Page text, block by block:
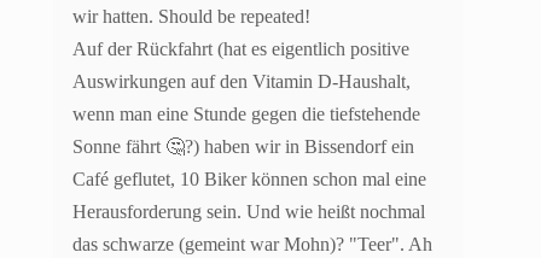
wir hatten. Should be repeated!
Auf der Rückfahrt (hat es eigentlich positive
Auswirkungen auf den Vitamin D-Haushalt,
wenn man eine Stunde gegen die tiefstehende
Sonne fährt 🤔?) haben wir in Bissendorf ein
Café geflutet, 10 Biker können schon mal eine
Herausforderung sein. Und wie heißt nochmal
das schwarze (gemeint war Mohn)? "Teer". Ah